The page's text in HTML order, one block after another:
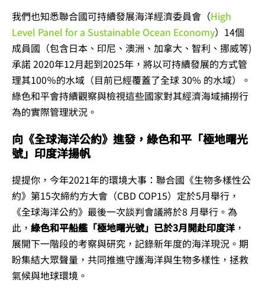
我們也知悉聯合國可持續發展海洋經濟委員會（High
Level Panel for a Sustainable Ocean Economy）14個
成員國（包含日本、印尼、澳洲、加拿大、智利、挪威等)
承諾 2020年12月起到2025年，將以可持續發展的方式管
理其100％的水域（目前已經覆蓋了全球 30% 的水域）。
綠色和平會持續觀察與檢視這些國家對其經濟海域捕撈行
為的實際管理狀況。
向《全球海洋公約》進發，綠色和平「極地曙光
號」印度洋揚帆
提提你，今年2021年的環境大事：聯合國《生物多樣性公
約》第15次締約方大會（CBD COP15）定於5月舉行，
《全球海洋公約》最後一次談判會議將於8 月舉行。為
此， 綠色和平船艦「極地曙光號」已於3月開赴印度洋 ，
展開下一階段的考察與研究，記錄新年度的海洋現況。期
盼集結大眾聲量，共同推進守護海洋與生物多樣性，拯救
氣候與地球環境。